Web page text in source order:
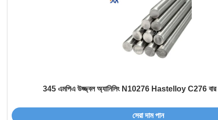
345 এমপিএ উজ্জ্বল অ্যানিলিং N10276 Hastelloy C276 বার
সেরা দাম পান